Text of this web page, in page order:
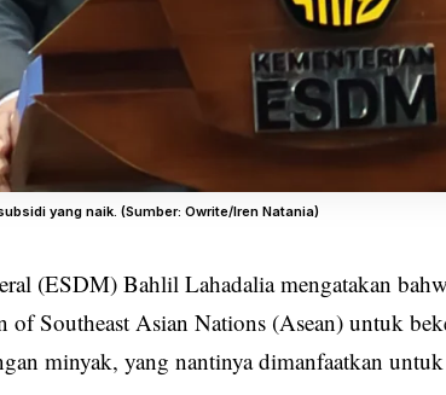
yang naik. (Sumber: Owrite/Iren Natania)
(ESDM) Bahlil Lahadalia mengatakan
of Southeast Asian Nations (Asean) untuk
minyak, yang nantinya dimanfaatkan